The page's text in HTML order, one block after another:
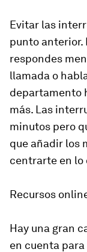
Evitar las
punto
respondes
llamada o
departamento
más. Las
minutos pero
que añadir los
centrarte en lo
Recursos
Hay una gran
en cuenta